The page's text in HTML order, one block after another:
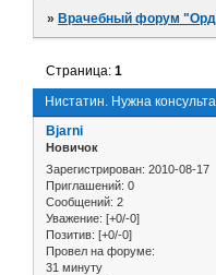
» Врачебный форум
Нистатин. Нужна
Страница:1
Bjarni
Новичок
Зарегистрирован: 2010-08-17
Приглашений: 0
Сообщений: 2
Уважение: [+0/-0]
Позитив: [+0/-0]
Провел на форуме:
31 минуту